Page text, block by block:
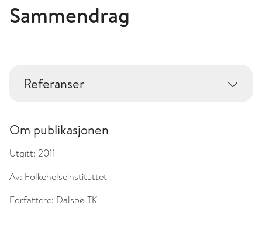
Sammendrag
Referanser
Om publikasjonen
Utgitt: 2011
Av: Folkehelseinstituttet
Forfattere: Dalsbø TK.